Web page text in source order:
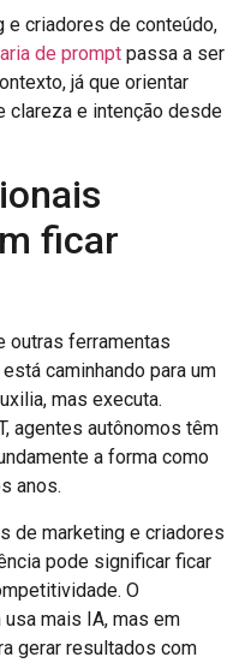
e criadores de conteúdo,
de prompt passa a ser
já que orientar
clareza e intenção desde
ficar
outras ferramentas
caminhando para um
mas executa.
agentes autônomos têm
a forma como
anos.
de marketing e criadores
pode significar ficar
O
mais IA, mas em
gerar resultados com